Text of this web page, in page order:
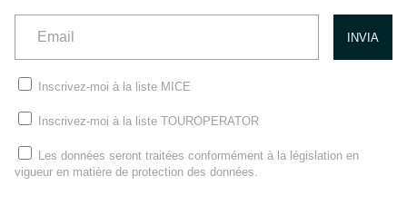
Inscrivez-moi à la liste MICE
Inscrivez-moi à la liste TOUROPERATOR
Les données seront traitées conformément à la législation en
vigueur en matière de protection des données.